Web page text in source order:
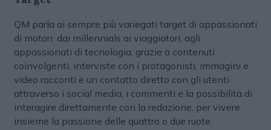
QM parla ai sempre più variegati target di appassionati
di motori: dai millennials ai viaggiatori, agli
appassionati di tecnologia, grazie a contenuti
coinvolgenti, interviste con i protagonisti, immagini e
video racconti e un contatto diretto con gli utenti
attraverso i social media, i commenti e la possibilità di
interagire direttamente con la redazione, per vivere
insieme la passione delle quattro o due ruote.